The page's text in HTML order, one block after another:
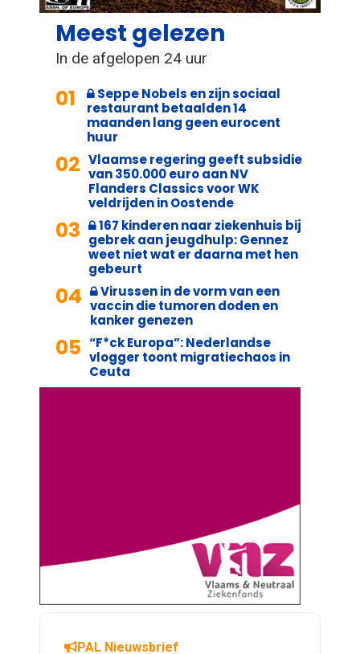
Meest gelezen
In de afgelopen 24 uur
01
Seppe Nobels en zijn sociaal
restaurant betaalden 14
maanden lang geen eurocent
huur
02 Vlaamse regering geeft subsidie
van 350.000 euro aan NV
Flanders Classics voor WK
veldrijden in Oostende
03
167 kinderen naar ziekenhuis bij
gebrek aan jeugdhulp: Gennez
weet niet wat er daarna met hen
gebeurt
04
Virussen in de vorm van een
vaccin die tumoren doden en
kanker genezen
05 “F*ck Europa”: Nederlandse
vlogger toont migratiechaos in
Ceuta
PAL Nieuwsbrief